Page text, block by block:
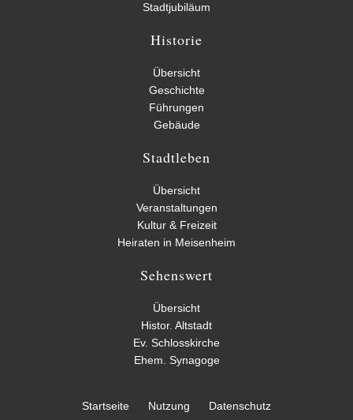
Stadtjubiläum
Historie
Übersicht
Geschichte
Führungen
Gebäude
Stadtleben
Übersicht
Veranstaltungen
Kultur & Freizeit
Heiraten in Meisenheim
Sehenswert
Übersicht
Histor. Altstadt
Ev. Schlosskirche
Ehem. Synagoge
Startseite Nutzung
Datenschutz